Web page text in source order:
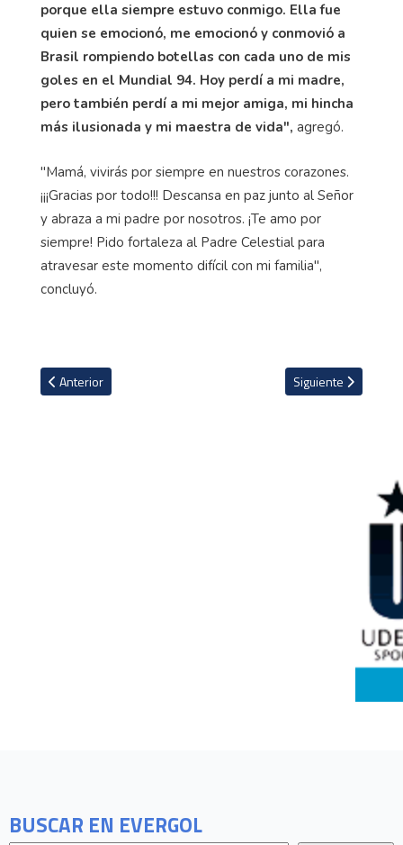
BUSCAR EN EVERGOL
porque ella siempre estuvo conmigo. Ella fue
quien se emocionó, me emocionó y conmovió a
Brasil rompiendo botellas con cada uno de mis
goles en el Mundial 94. Hoy perdí a mi madre,
pero también perdí a mi mejor amiga, mi hincha
más ilusionada y mi maestra de vida", agregó.
"Mamá, vivirás por siempre en nuestros corazones.
¡¡¡Gracias por todo!!! Descansa en paz junto al Señor
y abraza a mi padre por nosotros. ¡Te amo por
siempre! Pido fortaleza al Padre Celestial para
atravesar este momento difícil con mi familia",
concluyó.
Artículo anterior: Los impresionantes salarios brutos de médicos
Anterior Artículo siguiente:
Siguiente